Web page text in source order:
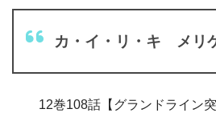
カ・イ・リ・キ メリ
12巻108話【グランドライン